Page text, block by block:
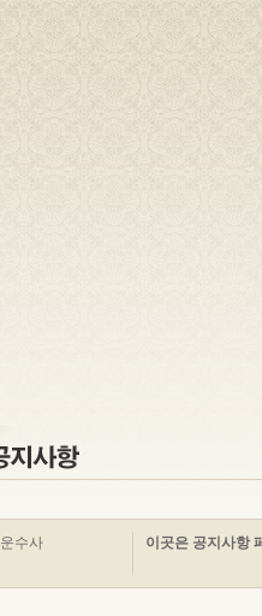
운수사 이곳은 공지사항